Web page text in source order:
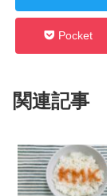
Pocket
関連記事